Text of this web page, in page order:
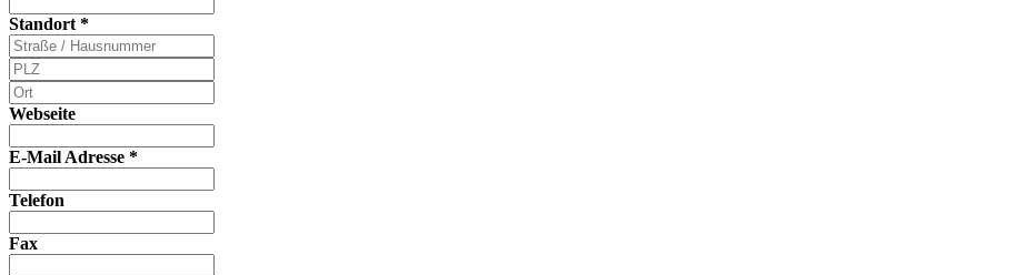
Standort *
Webseite
E-Mail Adresse *
Telefon
Fax